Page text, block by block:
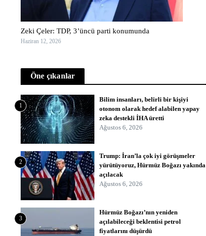
Zeki Çeler: TDP, 3’üncü parti konumunda
Haziran 12, 2026
Öne çıkanlar
1
Bilim insanları, belirli bir kişiyi
otonom olarak hedef alabilen yapay
zeka destekli İHA üretti
Ağustos 6, 2026
2
Trump: İran’la çok iyi görüşmeler
yürütüyoruz, Hürmüz Boğazı yakında
açılacak
Ağustos 6, 2026
3
Hürmüz Boğazı’nın yeniden
açılabileceği beklentisi petrol
fiyatlarını düşürdü